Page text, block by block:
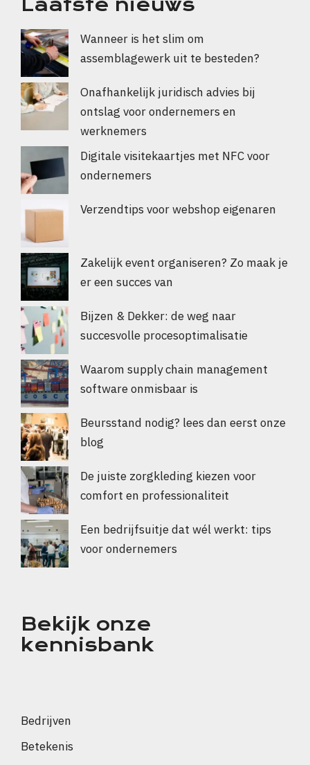
Wanneer is het slim om
assemblagewerk uit te besteden?
Onafhankelijk juridisch advies bij
ontslag voor ondernemers en
werknemers
Digitale visitekaartjes met NFC voor
ondernemers
Verzendtips voor webshop eigenaren
Zakelijk event organiseren? Zo maak je
er een succes van
Bijzen & Dekker: de weg naar
succesvolle procesoptimalisatie
Waarom supply chain management
software onmisbaar is
Beursstand nodig? lees dan eerst onze
blog
De juiste zorgkleding kiezen voor
comfort en professionaliteit
Een bedrijfsuitje dat wél werkt: tips
voor ondernemers
Bekijk onze
kennisbank
Bedrijven
Betekenis